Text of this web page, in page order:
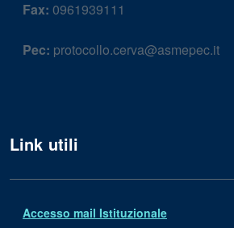
Fax: 0961939111
Pec: protocollo.cerva@asmepec.it
Link utili
Accesso mail Istituzionale